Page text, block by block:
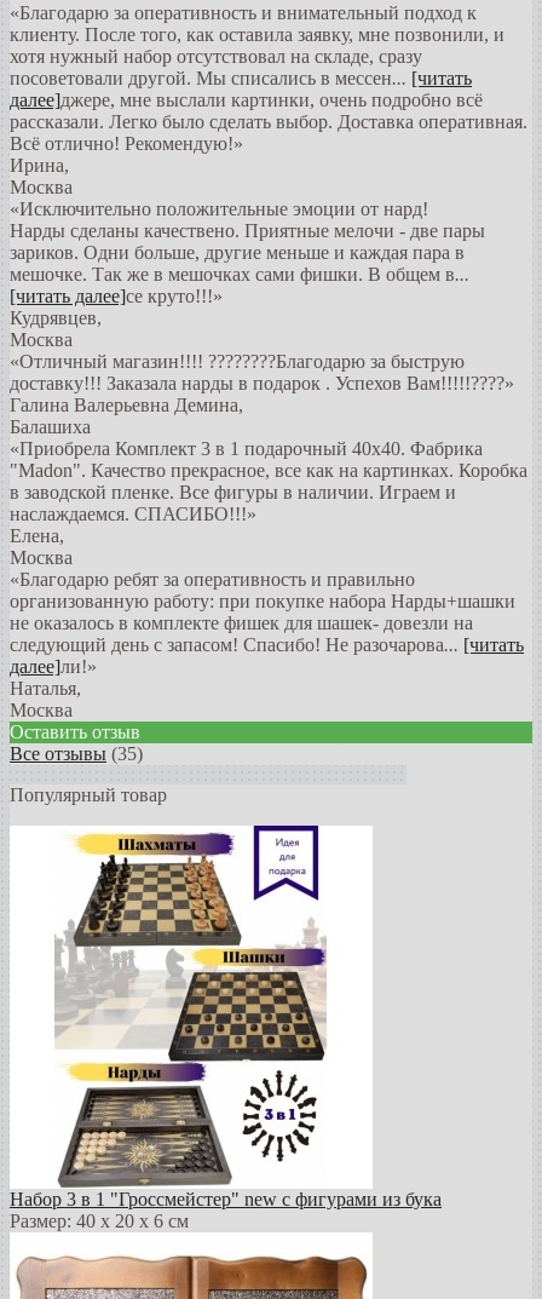
«Благодарю за оперативность и внимательный подход к
клиенту. После того, как оставила заявку, мне позвонили, и
хотя нужный набор отсутствовал на складе, сразу
посоветовали другой. Мы списались в мессен... [читать
далее]джере, мне выслали картинки, очень подробно всё
рассказали. Легко было сделать выбор. Доставка оперативная.
Всё отлично! Рекомендую!»
Ирина,
Москва
«Исключительно положительные эмоции от нард!
Нарды сделаны качествено. Приятные мелочи - две пары
зариков. Одни больше, другие меньше и каждая пара в
мешочке. Так же в мешочках сами фишки. В общем в...
[читать далее]се круто!!!»
Кудрявцев,
Москва
«Отличный магазин!!!! ????????Благодарю за быструю
доставку!!! Заказала нарды в подарок . Успехов Вам!!!!!????»
Галина Валерьевна Демина,
Балашиха
«Приобрела Комплект 3 в 1 подарочный 40х40. Фабрика
"Madon". Качество прекрасное, все как на картинках. Коробка
в заводской пленке. Все фигуры в наличии. Играем и
наслаждаемся. СПАСИБО!!!»
Елена,
Москва
«Благодарю ребят за оперативность и правильно
организованную работу: при покупке набора Нарды+шашки
не оказалось в комплекте фишек для шашек- довезли на
следующий день с запасом! Спасибо! Не разочарова... [читать
далее]ли!»
Наталья,
Москва
Оставить отзыв
Все отзывы (35)
Популярный товар
Набор 3 в 1 "Гроссмейстер" new с фигурами из бука
Размер: 40 х 20 х 6 см